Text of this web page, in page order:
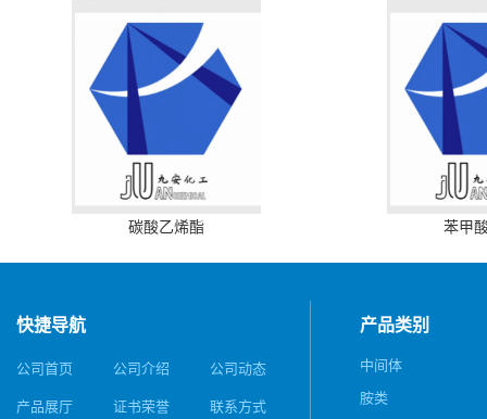
碳酸乙烯酯 苯甲
快捷导航
公司首页 公司介绍 公司动态
产品展厅 证书荣誉 联系方式
产品类别
中间体
胺类